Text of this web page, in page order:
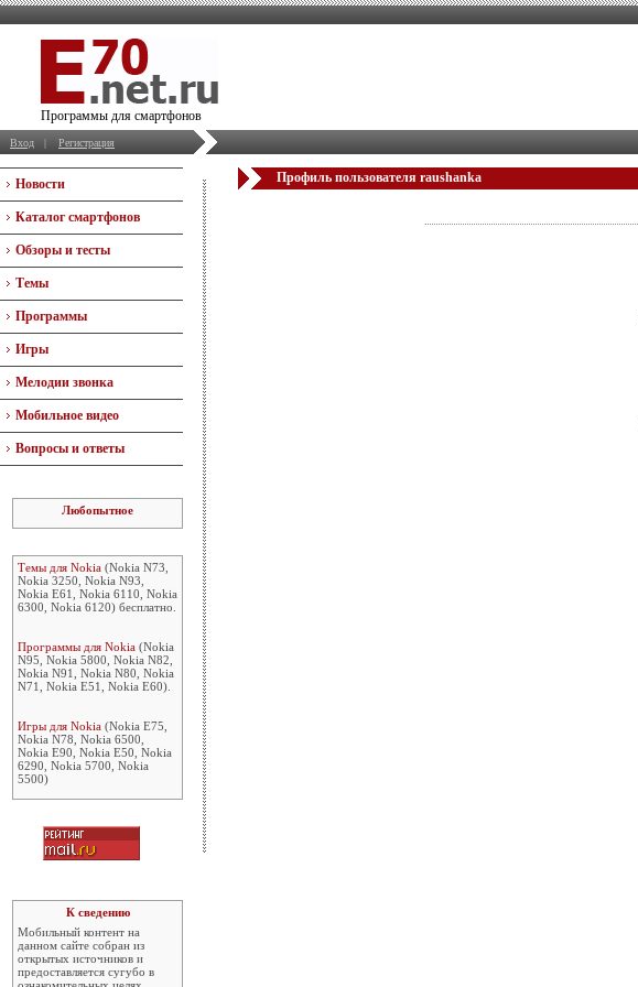
Программы для смартфонов
Вход | Регистрация
Новости
Каталог смартфонов
Обзоры и тесты
Темы
Программы
Игры
Мелодии звонка
Мобильное видео
Вопросы и ответы
Любопытное
Темы для Nokia (Nokia N73,
Nokia 3250, Nokia N93,
Nokia E61, Nokia 6110, Nokia
6300, Nokia 6120) бесплатно.
Программы для Nokia (Nokia
N95, Nokia 5800, Nokia N82,
Nokia N91, Nokia N80, Nokia
N71, Nokia E51, Nokia E60).
Игры для Nokia (Nokia E75,
Nokia N78, Nokia 6500,
Nokia E90, Nokia E50, Nokia
6290, Nokia 5700, Nokia
5500)
К сведению
Мобильный контент на
данном сайте собран из
открытых источников и
предоставляется сугубо в
Профиль пользователя raushanka